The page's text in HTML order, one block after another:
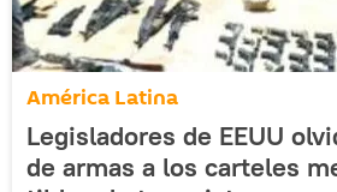
América Latina
Legisladores de EEUU
de armas a los carteles